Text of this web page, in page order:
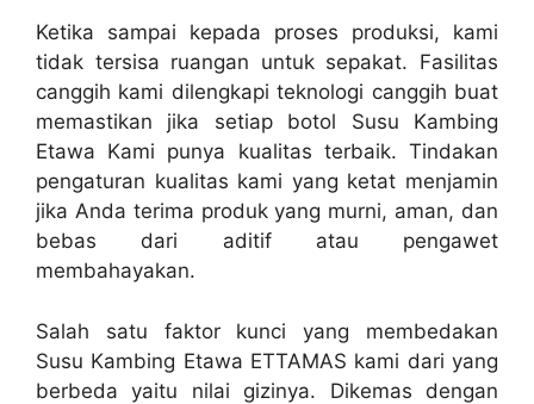
Ketika sampai kepada proses produksi, kami
tidak tersisa ruangan untuk sepakat. Fasilitas
canggih kami dilengkapi teknologi canggih buat
memastikan jika setiap botol Susu Kambing
Etawa Kami punya kualitas terbaik. Tindakan
pengaturan kualitas kami yang ketat menjamin
jika Anda terima produk yang murni, aman, dan
bebas dari aditif atau pengawet
membahayakan.
Salah satu faktor kunci yang membedakan
Susu Kambing Etawa ETTAMAS kami dari yang
berbeda yaitu nilai gizinya. Dikemas dengan